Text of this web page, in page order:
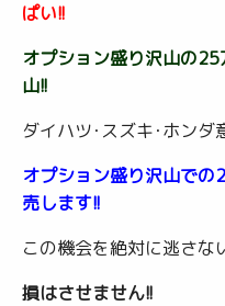
ぱい!!
オプション盛り沢山の
山!!
ダイハツ･スズキ･ホンダ
オプション盛り沢山で
売します!!
この機会を絶対に逃さな
損はさせません!!